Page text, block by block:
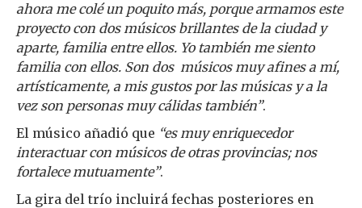
ahora me colé un poquito más, porque armamos este
proyecto con dos músicos brillantes de la ciudad y
aparte, familia entre ellos. Yo también me siento
familia con ellos. Son dos músicos muy afines a mí,
artísticamente, a mis gustos por las músicas y a la
vez son personas muy cálidas también”.
El músico añadió que “es muy enriquecedor
interactuar con músicos de otras provincias; nos
fortalece mutuamente”.
La gira del trío incluirá fechas posteriores en